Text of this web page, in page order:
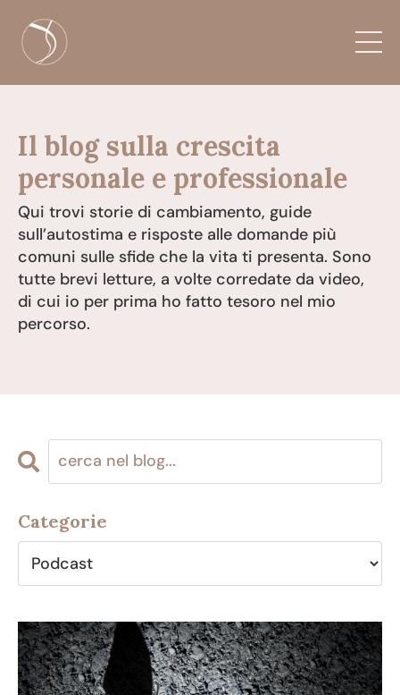
Il blog sulla crescita
personale e professionale
Qui trovi storie di cambiamento, guide
sull’autostima e risposte alle domande più
comuni sulle sfide che la vita ti presenta. Sono
tutte brevi letture, a volte corredate da video,
di cui io per prima ho fatto tesoro nel mio
percorso.
Categorie